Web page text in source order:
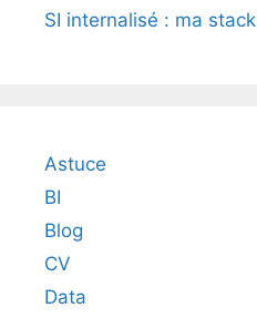
SI internalisé : ma stack
Astuce
BI
Blog
CV
Data